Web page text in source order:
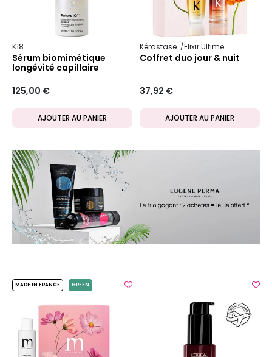
K18
Sérum biomimétique
longévité capillaire
FutureIQ
125,00 €
AJOUTER AU PANIER
Kérastase Elixir Ultime
Coffret duo jour & nuit
37,92 €
AJOUTER AU PANIER
MADE IN FRANCE GREEN